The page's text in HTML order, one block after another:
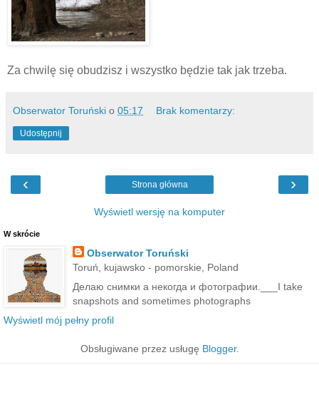
Za chwilę się obudzisz i wszystko będzie tak jak trzeba.
Obserwator Toruński o 05:17 Brak komentarzy:
Udostępnij
‹ ›
Strona główna
Wyświetl wersję na komputer
W skrócie
Obserwator Toruński
Toruń, kujawsko - pomorskie, Poland
Делаю снимки а некогда и фотографии.___I take
snapshots and sometimes photographs
Wyświetl mój pełny profil
Obsługiwane przez usługę Blogger.